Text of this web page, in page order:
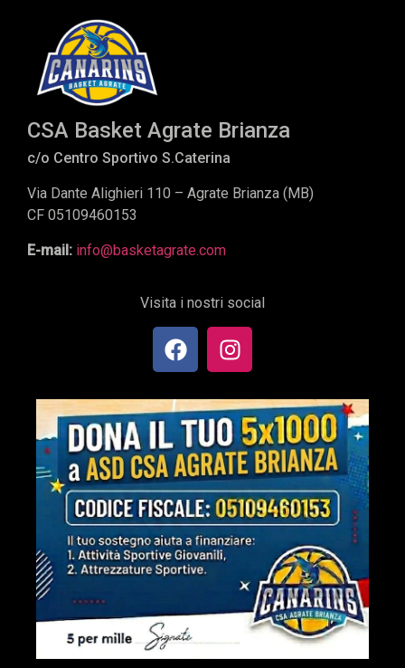
CSA Basket Agrate Brianza
c/o Centro Sportivo S.Caterina
Via Dante Alighieri 110 – Agrate Brianza (MB)
CF 05109460153
E-mail: info@basketagrate.com
Visita i nostri social